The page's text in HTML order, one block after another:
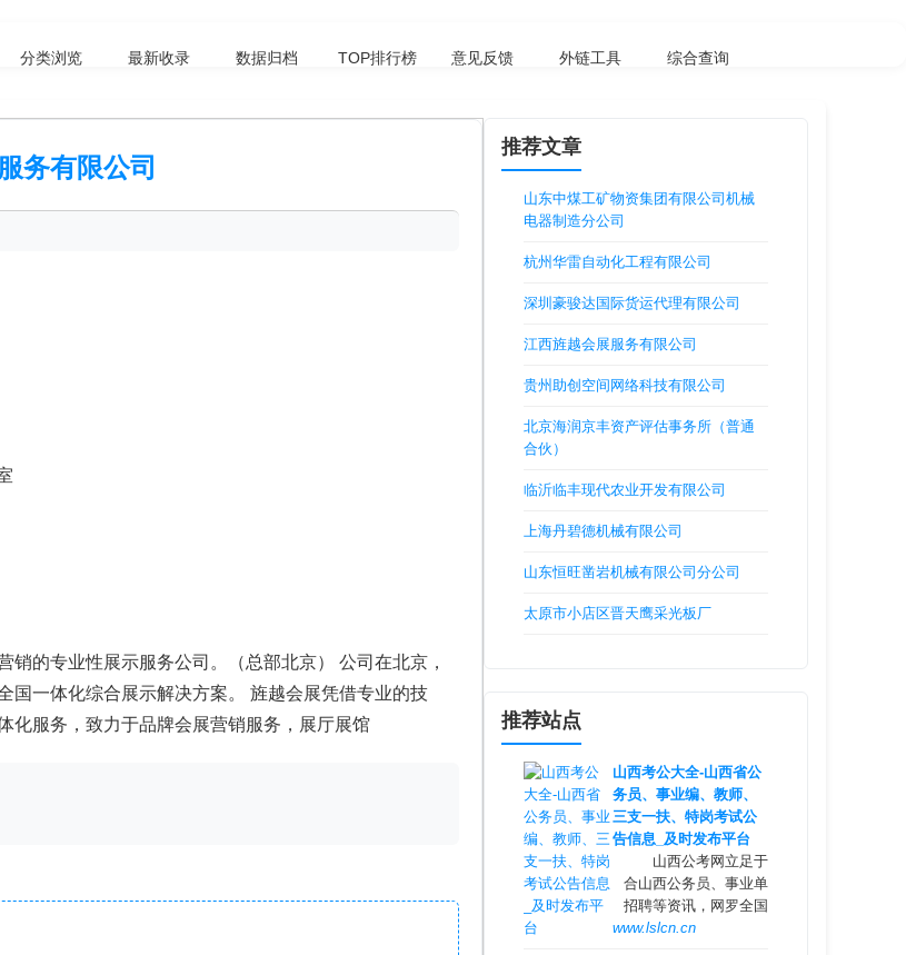
分类浏览 最新收录 数据归档 TOP排行榜 意见反馈 外链工具 综合查询
务有限公司
的专业性展示服务公司。（总部北京） 公司在北京，
国一体化综合展示解决方案。 旌越会展凭借专业的技
化服务，致力于品牌会展营销服务，展厅展馆
推荐文章
山东中煤工矿物资集团有限公司机械
电器制造分公司
杭州华雷自动化工程有限公司
深圳豪骏达国际货运代理有限公司
江西旌越会展服务有限公司
贵州助创空间网络科技有限公司
北京海润京丰资产评估事务所（普通
合伙）
临沂临丰现代农业开发有限公司
上海丹碧德机械有限公司
山东恒旺凿岩机械有限公司分公司
太原市小店区晋天鹰采光板厂
推荐站点
山西考公大全-山西省公
务员、事业编、教师、
三支一扶、特岗考试公
告信息_及时发布平台
山西公考网立足于整
合山西公务员、事业单位
招聘等资讯，网罗全国各
类适用于山西考生的山西
www.lslcn.cn